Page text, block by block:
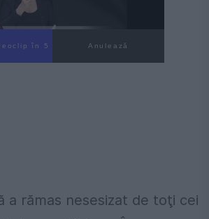
în 4 Anulează
a rămas nesesizat de toţi cei